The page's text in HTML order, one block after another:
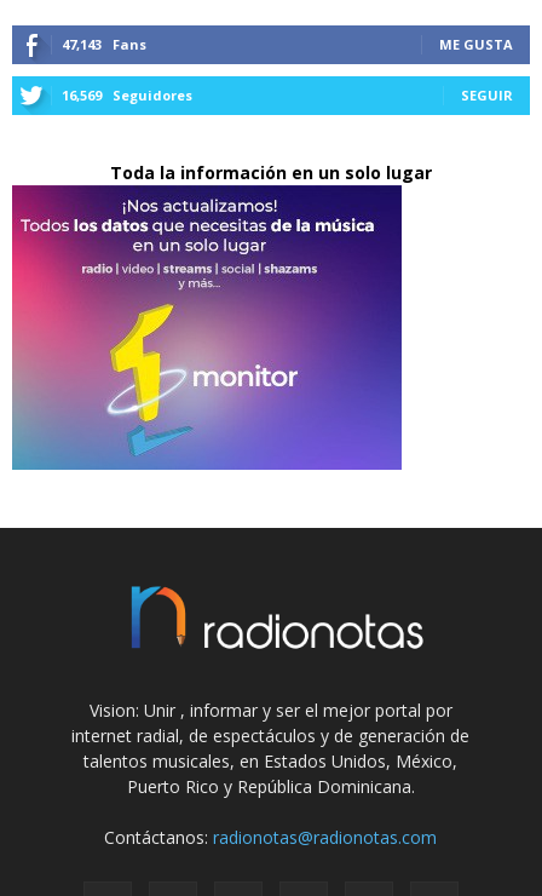
47,143 Fans ME GUSTA
16,569 Seguidores SEGUIR
Toda la información en un solo lugar
Vision: Unir , informar y ser el mejor portal por
internet radial, de espectáculos y de generación de
talentos musicales, en Estados Unidos, México,
Puerto Rico y República Dominicana.
Contáctanos:radionotas@radionotas.com